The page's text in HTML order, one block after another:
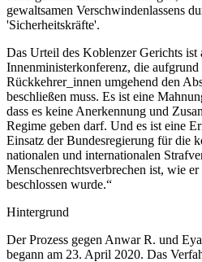
gewaltsamen Verschwindenlassens
'Sicherheitskräfte'.
Das Urteil des Koblenzer Gerichts ist
Innenministerkonferenz, die
Rückkehrer_innen umgehend den
beschließen muss. Es ist eine
dass es keine Anerkennung und
Regime geben darf. Und es ist eine
Einsatz der Bundesregierung für die
nationalen und internationalen
Menschenrechtsverbrechen ist, wie
beschlossen wurde.“
Hintergrund
Der Prozess gegen Anwar R. und
begann am 23. April 2020. Das
Strafverfolgung von
Menschenrechtsverbrechen
ist, wie er im Koalitionsvertrag
beschlossen wurde.“
Hintergrund
Der Prozess gegen Anwar R.
und Eyad A. vor dem OLG
Koblenz begann am 23. April
2020. Das Verfahren gegen
Eyad A. wurde abgetrennt, er
wurde bereits am 24. Februar
Verbrechen gegen die
Menschlichkeit zu vier Jahren
und sechs Monaten Haft
verurteilt.